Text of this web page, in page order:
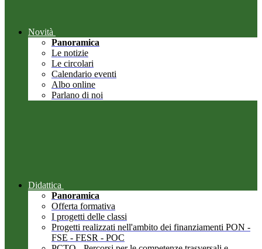
Novità
Panoramica
Le notizie
Le circolari
Calendario eventi
Albo online
Parlano di noi
Didattica
Panoramica
Offerta formativa
I progetti delle classi
Progetti realizzati nell'ambito dei finanziamenti PON -
FSE - FESR - POC